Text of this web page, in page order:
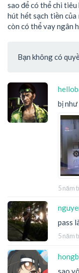
sao để có thể chi
hút hết sạch tiền của
còn có thể vay ngân
Bạn không có
bị như
5 năm
pass
5 năm
sao